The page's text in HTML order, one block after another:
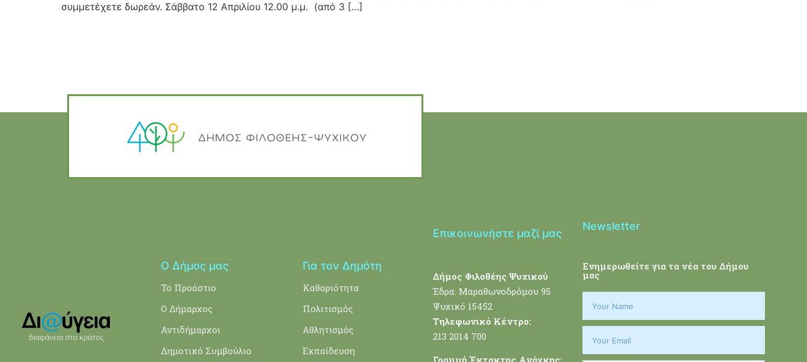
συμμετέχετε δωρεάν. Σάββατο 12 Απριλίου 12.00 μ.μ. (από 3 […]
Ο Δήμος μας
Το Προάστιο
Ο Δήμαρχος
Αντιδήμαρχοι
Δημοτικό Συμβούλιο
Για τον Δημότη
Καθαριότητα
Πολιτισμός
Αθλητισμός
Εκπαίδευση
Επικοινωνήστε μαζί μας
Δήμος Φιλοθέης Ψυχικού
Έδρα: Μαραθωνοδρόμου 95
Ψυχικό 15452
Τηλεφωνικό Κέντρο:
213 2014 700
Newsletter
Ενημερωθείτε για τα νέα του Δήμου
μας